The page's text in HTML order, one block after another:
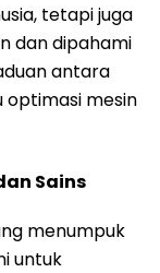
tetapi juga
dan dipahami
antara
optimasi mesin
Sains
menumpuk
untuk